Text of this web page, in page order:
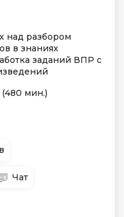
над разбором
в знаниях
заданий ВПР с
(480 мин.)
Чат